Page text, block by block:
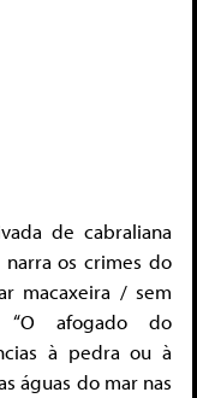
de cabraliana
os crimes do
macaxeira / sem
“O afogado do
à pedra ou à
águas do mar nas